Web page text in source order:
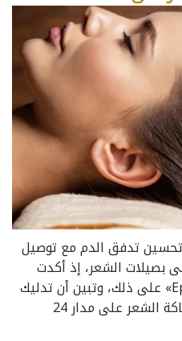
تدفق الدم مع توصيل
بصيلات الشعر، إذ أكدت
دراسة نُشرت في مجلة «Eplasty» على ذلك، وتبين أن تدليك
فروة الرأس أدى إلى زيادة سماكة الشعر على مدار 24